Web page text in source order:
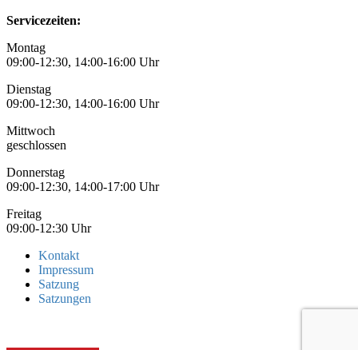
Servicezeiten:
Montag
09:00-12:30, 14:00-16:00 Uhr
Dienstag
09:00-12:30, 14:00-16:00 Uhr
Mittwoch
geschlossen
Donnerstag
09:00-12:30, 14:00-17:00 Uhr
Freitag
09:00-12:30 Uhr
Kontakt
Impressum
Satzung
Satzungen